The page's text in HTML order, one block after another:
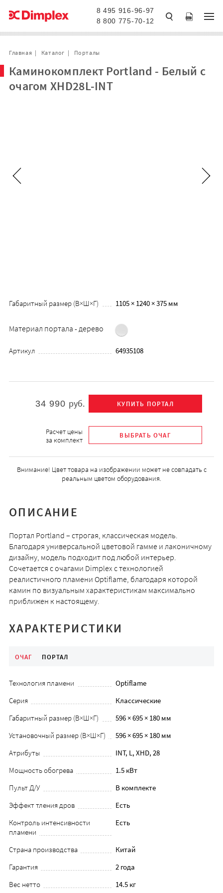
8 495 916-96-97
8 800 775-70-12
Главная Каталог Порталы
Каминокомплект Portland - Белый с
очагом XHD28L-INT
Габаритный размер (В×Ш×Г) 1105 × 1240 × 375 мм
Материал портала - дерево
Артикул 64935108
34 990 руб.
Расчет цены
за комплект
Внимание! Цвет товара на изображении может не совпадать с
реальным цветом оборудования.
ОПИСАНИЕ
Портал Portland – строгая, классическая модель.
Благодаря универсальной цветовой гамме и лаконичному
дизайну, модель подходит под любой интерьер.
Сочетается с очагами Dimplex с технологией
реалистичного пламени Optiflame, благодаря которой
камин по визуальным характеристикам максимально
приближен к настоящему.
ХАРАКТЕРИСТИКИ
ОЧАГ ПОРТАЛ
Технология пламени
Optiflame
Серия
Классические
Габаритный размер (В×Ш×Г)
596 × 695 × 180 мм
Установочный размер (В×Ш×Г)
596 × 695 × 180 мм
Атрибуты
INT, L, XHD, 28
Мощность обогрева
1.5 кВт
Пульт Д/У
В комплекте
Эффект тления дров
Есть
Контроль интенсивности
пламени
Есть
Страна производства
Китай
Гарантия
2 года
Вес нетто
14.5 кг